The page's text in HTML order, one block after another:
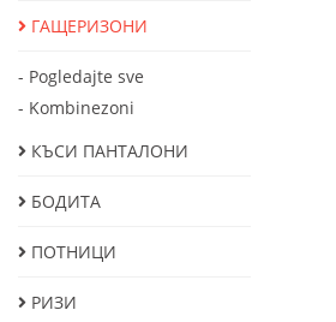
ГАЩЕРИЗОНИ
- Pogledajte sve
- Kombinezoni
КЪСИ ПАНТАЛОНИ
БОДИТА
ПОТНИЦИ
РИЗИ